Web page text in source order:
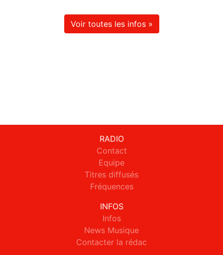
Voir toutes les infos »
RADIO
Contact
Equipe
Titres diffusés
Fréquences
INFOS
Infos
News Musique
Contacter la rédac